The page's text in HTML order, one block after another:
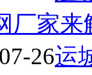
厂家来
26运